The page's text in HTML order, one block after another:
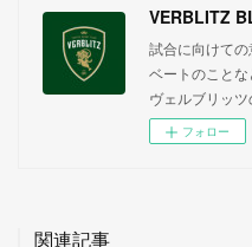
VERBLITZ
試合に向けて
ベートのことな
ヴェルブリッツ
フォロー
関連記事